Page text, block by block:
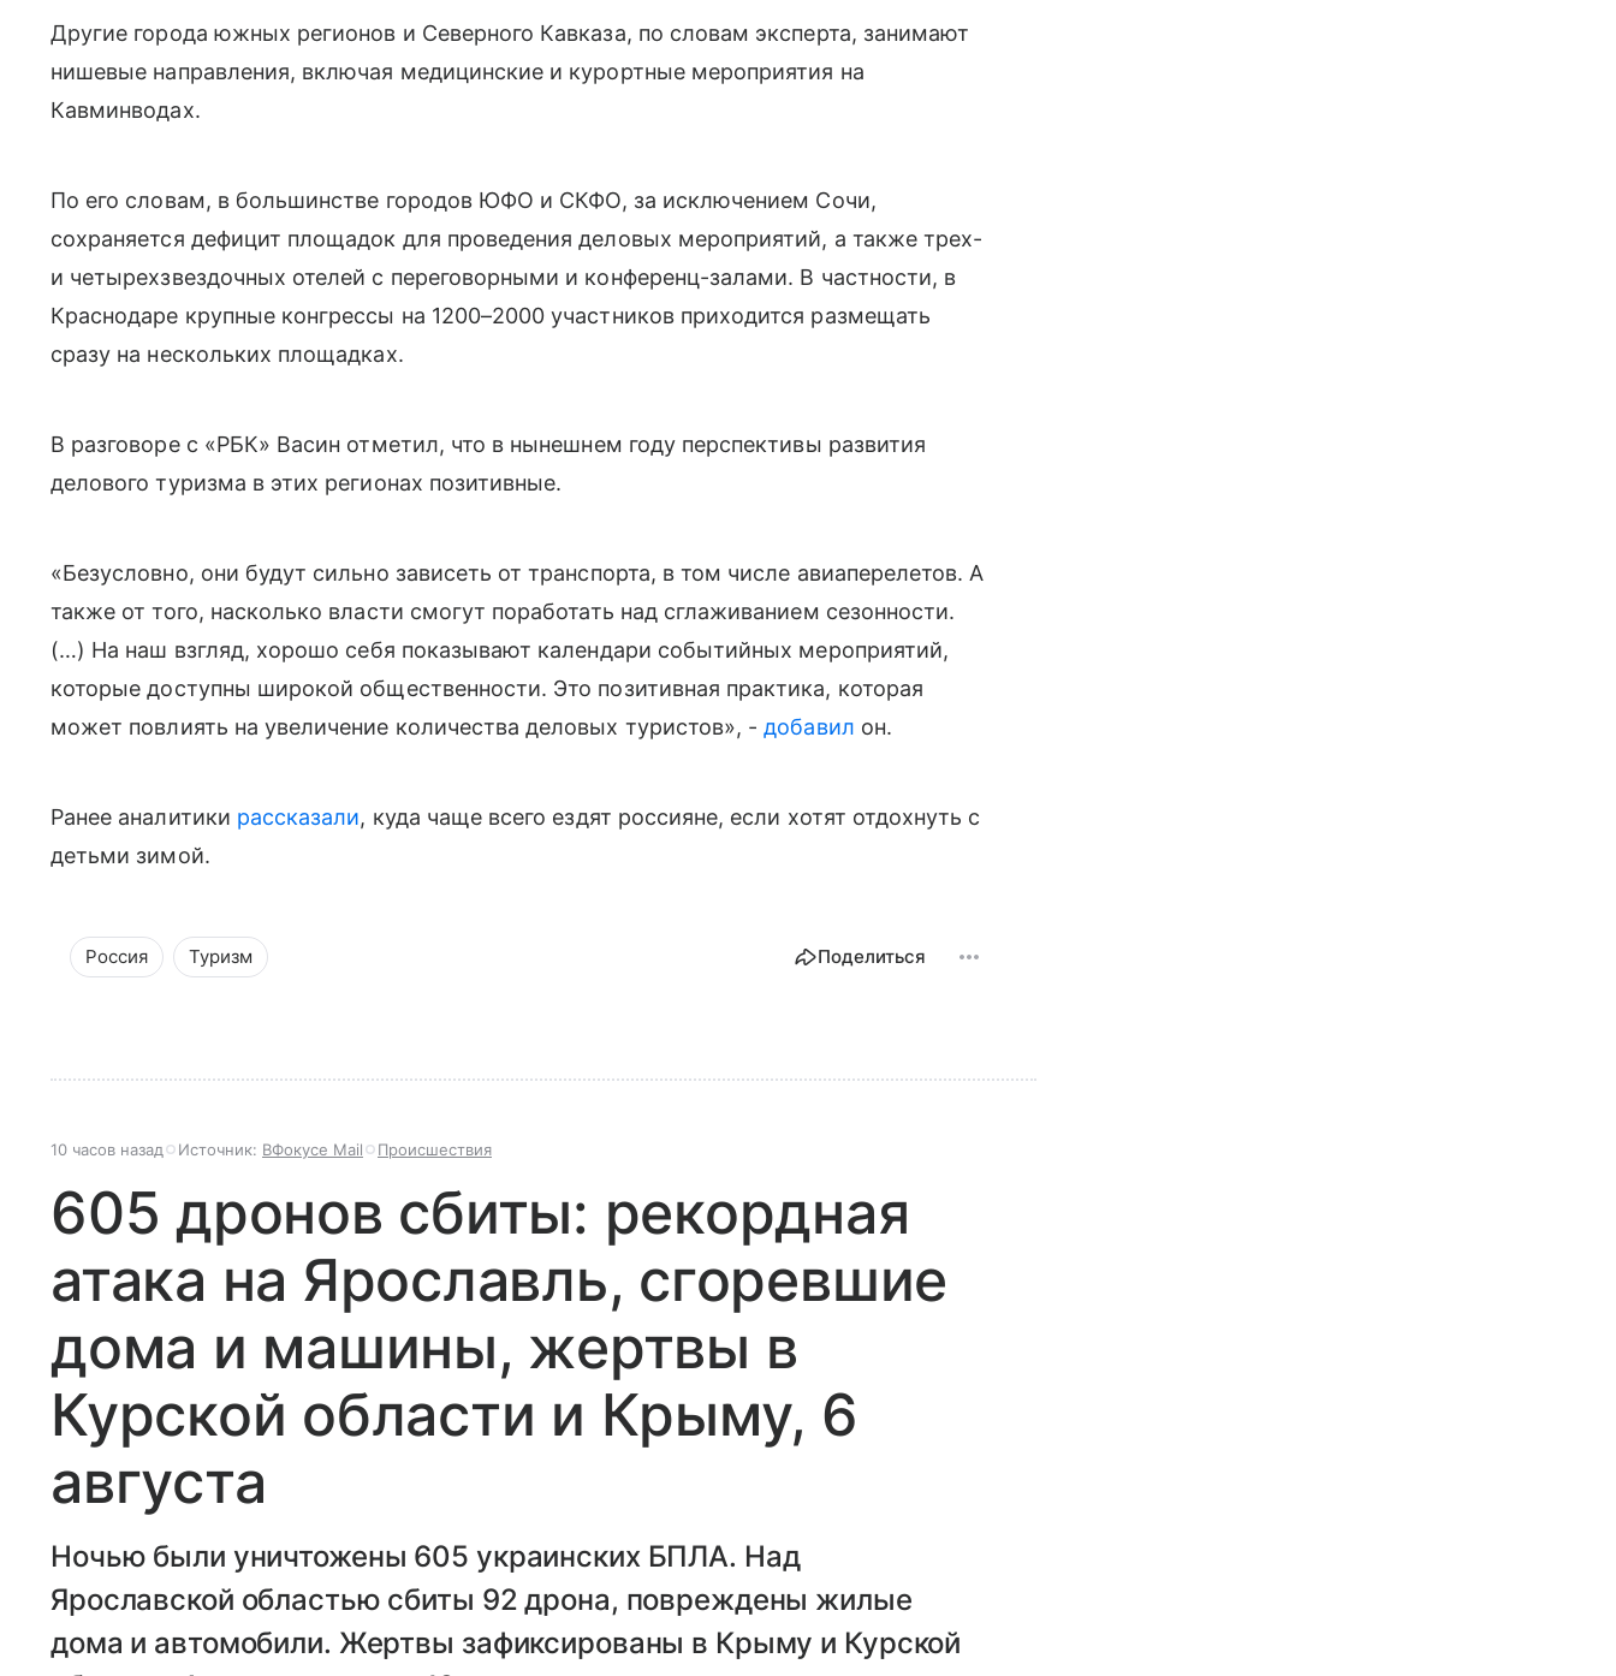
Другие города южных регионов и Северного Кавказа, по словам эксперта, занимают
нишевые направления, включая медицинские и курортные мероприятия на
Кавминводах.
По его словам, в большинстве городов ЮФО и СКФО, за исключением Сочи,
сохраняется дефицит площадок для проведения деловых мероприятий, а также трех-
и четырехзвездочных отелей с переговорными и конференц-залами. В частности, в
Краснодаре крупные конгрессы на 1200–2000 участников приходится размещать
сразу на нескольких площадках.
В разговоре с «РБК» Васин отметил, что в нынешнем году перспективы развития
делового туризма в этих регионах позитивные.
«Безусловно, они будут сильно зависеть от транспорта, в том числе авиаперелетов. А
также от того, насколько власти смогут поработать над сглаживанием сезонности.
(…) На наш взгляд, хорошо себя показывают календари событийных мероприятий,
которые доступны широкой общественности. Это позитивная практика, которая
может повлиять на увеличение количества деловых туристов», -добавил он.
Ранее аналитики рассказали, куда чаще всего ездят россияне, если хотят отдохнуть с
детьми зимой.
Россия Туризм Поделиться
10 часов назад Источник: ВФокусе Mail Происшествия
605 дронов сбиты: рекордная
атака на Ярославль, сгоревшие
дома и машины, жертвы в
Курской области и Крыму, 6
августа
Ночью были уничтожены 605 украинских БПЛА. Над
Ярославской областью сбиты 92 дрона, повреждены жилые
дома и автомобили. Жертвы зафиксированы в Крыму и Курской